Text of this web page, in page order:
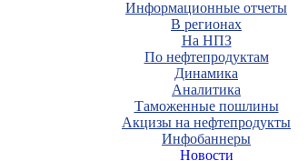
Информационные отчеты
В регионах
На НПЗ
По нефтепродуктам
Динамика
Аналитика
Таможенные пошлины
Акцизы на нефтепродукты
Инфобаннеры
Новости